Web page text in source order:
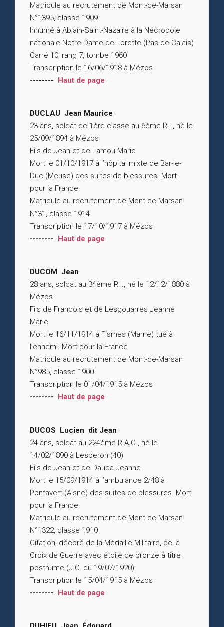
Matricule au recrutement de Mont-de-Marsan
N°1395, classe 1909
Inhumé à Ablain-Saint-Nazaire à la Nécropole
nationale Notre-Dame-de-Lorette (Pas-de-Calais)
Carré 10, rang 7, tombe 1960
Transcription le 16/06/1918 à Mézos
-------- Haut de page
DUCLAU Jean Maurice
23 ans, soldat de 1ère classe au 6ème R.I., né le
25/09/1894 à Mézos
Fils de Jean et de Lamou Marie
Mort le 01/10/1917 à l’hôpital mixte de Bar-le-
Duc (Meuse) des suites de blessures. Mort
pour la France
Matricule au recrutement de Mont-de-Marsan
N°31, classe 1914
Transcription le 17/10/1917 à Mézos
-------- Haut de page
DUCOM Jean
28 ans, soldat au 34ème R.I., né le 12/12/1880 à
Mézos
Fils de François et de Lesgouarres Jeanne
Marie
Mort le 16/11/1914 à Fismes (Marne) tué à
l’ennemi. Mort pour la France
Matricule au recrutement de Mont-de-Marsan
N°985, classe 1900
Transcription le 01/04/1915 à Mézos
-------- Haut de page
DUCOS Lucien dit Jean
24 ans, soldat au 224ème R.A.C., né le
14/02/1890 à Lesperon (40)
Fils de Jean et de Dauba Jeanne
Mort le 15/09/1914 à l’ambulance 2/48 à
Pontavert (Aisne) des suites de blessures. Mort
pour la France
Matricule au recrutement de Mont-de-Marsan
N°1322, classe 1910
Citation, décoré de la Médaille Militaire, de la
Croix de Guerre avec étoile de bronze à titre
posthume (J.O. du 19/07/1920)
Transcription le 15/04/1915 à Mézos
-------- Haut de page